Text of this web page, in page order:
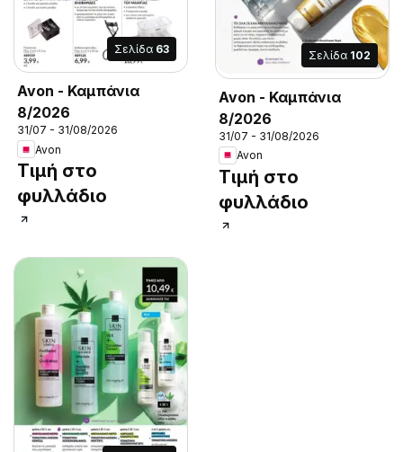
Σελίδα 63
Avon - Καμπάνια
8/2026
31/07 - 31/08/2026
Avon
Τιμή στο
φυλλάδιο
Σελίδα 102
Avon - Καμπάνια
8/2026
31/07 - 31/08/2026
Avon
Τιμή στο
φυλλάδιο